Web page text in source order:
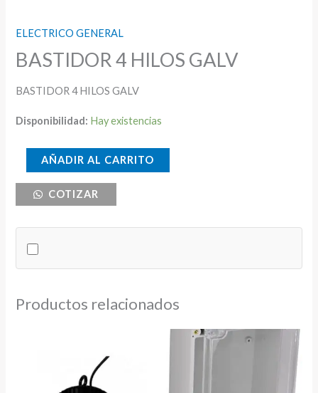
ELECTRICO GENERAL
BASTIDOR 4 HILOS GALV
BASTIDOR 4 HILOS GALV
Disponibilidad: Hay existencias
BASTIDOR
HILOS
AÑADIR AL CARRITO
COTIZAR
Productos relacionados